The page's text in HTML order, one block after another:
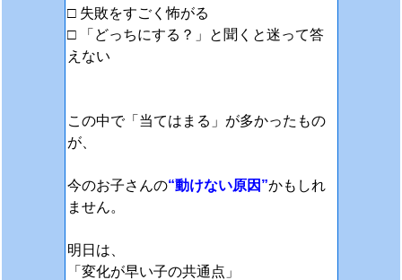
□ 失敗をすごく怖がる
□ 「どっちにする？」と聞くと迷って答
えない
この中で「当てはまる」が多かったもの
が、
今のお子さんの“動けない原因”かもしれ
ません。
明日は、
「変化が早い子の共通点」